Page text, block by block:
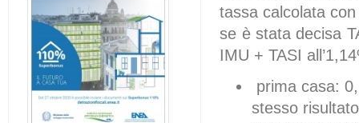
tassa calcolata
se è stata decisa
IMU + TASI
prima casa:
stesso